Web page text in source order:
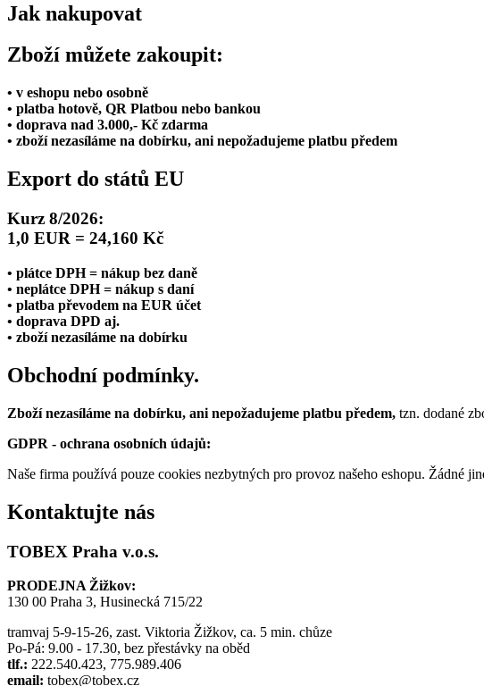
Jak nakupovat
Zboží můžete zakoupit:
• v eshopu nebo osobně
• platba hotově, QR Platbou nebo bankou
• doprava nad 3.000,- Kč zdarma
• zboží nezasíláme na dobírku, ani nepožadujeme platbu předem
Export do států EU
Kurz 8/2026:
1,0 EUR = 24,160 Kč
• plátce DPH = nákup bez daně
• neplátce DPH = nákup s daní
• platba převodem na EUR účet
• doprava DPD aj.
• zboží nezasíláme na dobírku
Obchodní podmínky.
Zboží nezasíláme na dobírku, ani nepožadujeme platbu předem, tzn. dodané
GDPR - ochrana osobních údajů:
Naše firma používá pouze cookies nezbytných pro provoz našeho eshopu. Žádné
Kontaktujte nás
TOBEX Praha v.o.s.
PRODEJNA Žižkov:
130 00 Praha 3, Husinecká 715/22
tramvaj 5-9-15-26, zast. Viktoria Žižkov, ca. 5 min. chůze
Po-Pá: 9.00 - 17.30, bez přestávky na oběd
tlf.: 222.540.423, 775.989.406
email: tobex@tobex.cz